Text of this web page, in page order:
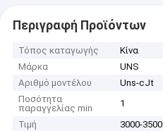
Περιγραφή Προϊόντων
Τόπος καταγωγής
Κίνα
Μάρκα
UNS
Αριθμό μοντέλου
Uns-cJt
Ποσότητα
παραγγελίας min
1
Τιμή
3000-3500